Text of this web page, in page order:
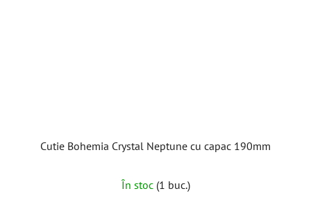
Cutie Bohemia Crystal Neptune cu capac 190mm
În stoc (1 buc.)